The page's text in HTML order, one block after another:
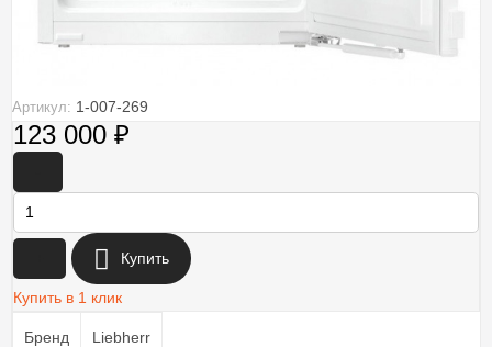
Артикул: 1-007-269
123 000 ₽
Купить
Купить в 1 клик
Бренд Liebherr